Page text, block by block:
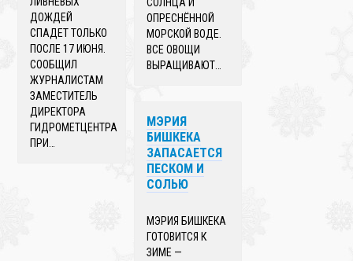
ДОЖДЕЙ
СПАДЕТ ТОЛЬКО
ПОСЛЕ 17 ИЮНЯ.
СООБЩИЛ
ЖУРНАЛИСТАМ
ЗАМЕСТИТЕЛЬ
ДИРЕКТОРА
ГИДРОМЕТЦЕНТРА
ПРИ…
ОПРЕСНЁННОЙ
МОРСКОЙ ВОДЕ.
ВСЕ ОВОЩИ
ВЫРАЩИВАЮТ…
МЭРИЯ
БИШКЕКА
ЗАПАСАЕТСЯ
ПЕСКОМ И
СОЛЬЮ
МЭРИЯ БИШКЕКА
ГОТОВИТСЯ К
ЗИМЕ —